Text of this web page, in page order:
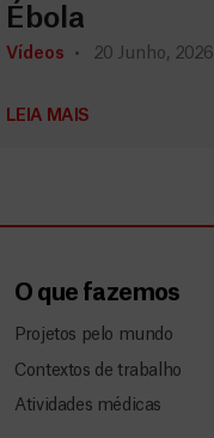
Ébola
Vídeos 20 Junho, 2026
LEIA MAIS
O que fazemos
Projetos pelo mundo
Contextos de trabalho
Atividades médicas